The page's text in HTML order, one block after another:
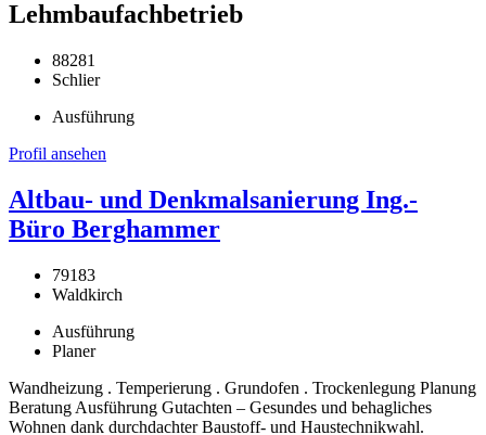
Lehmbaufachbetrieb
88281
Schlier
Ausführung
Profil ansehen
Altbau- und Denkmalsanierung Ing.-
Büro Berghammer
79183
Waldkirch
Ausführung
Planer
Wandheizung . Temperierung . Grundofen . Trockenlegung Planung
Beratung Ausführung Gutachten – Gesundes und behagliches
Wohnen dank durchdachter Baustoff- und Haustechnikwahl.